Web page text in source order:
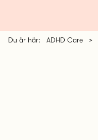
Du är här: ADHD Care >